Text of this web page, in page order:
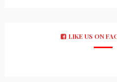
LIKE US ON